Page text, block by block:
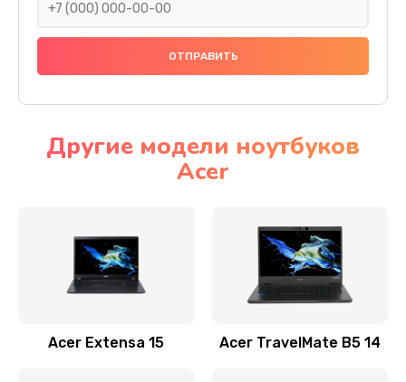
Ремонт подсветки
Настройка BIOS
Замена видеочипа
Заказать
Другие модели ноутбуков
Acer
Acer Extensa 15 Acer TravelMate B5 14